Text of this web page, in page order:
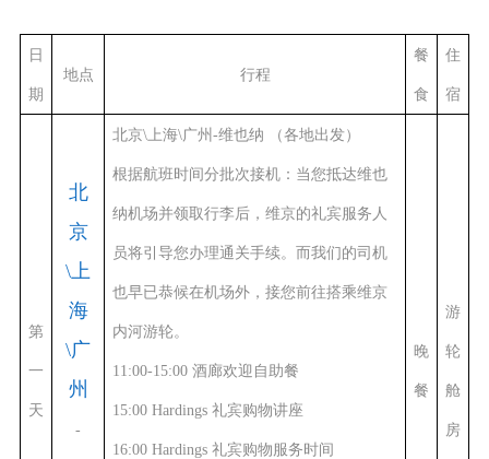
日
期
地点 行程
餐
食
住
宿
第
一
天
北
京
\上
海
\广
州
-
北京\上海\广州-维也纳 （各地出发）
根据航班时间分批次接机：当您抵达维也
纳机场并领取行李后，维京的礼宾服务人
员将引导您办理通关手续。而我们的司机
也早已恭候在机场外，接您前往搭乘维京
内河游轮。
11:00-15:00 酒廊欢迎自助餐
15:00 Hardings 礼宾购物讲座
16:00 Hardings 礼宾购物服务时间
晚
餐
游
轮
舱
房